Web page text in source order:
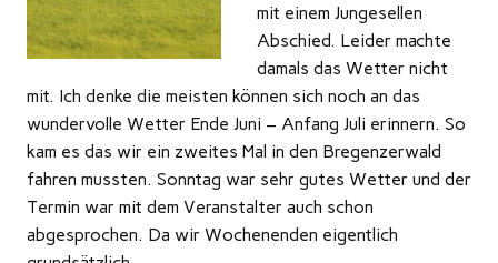
mit einem Jungesellen
Abschied. Leider machte
damals das Wetter nicht
mit. Ich denke die meisten können sich noch an das
wundervolle Wetter Ende Juni – Anfang Juli erinnern. So
kam es das wir ein zweites Mal in den Bregenzerwald
fahren mussten. Sonntag war sehr gutes Wetter und der
Termin war mit dem Veranstalter auch schon
abgesprochen. Da wir Wochenenden eigentlich